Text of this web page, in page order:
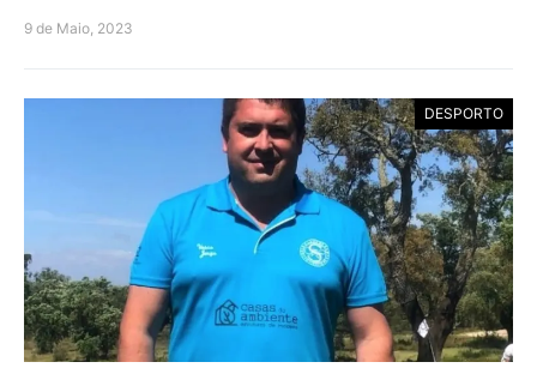
9 de Maio, 2023
DESPORTO